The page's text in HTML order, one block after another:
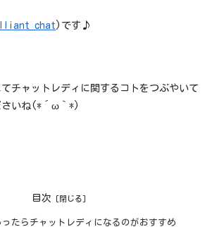
)です♪
チャットレディに関するコトをつぶやいて
さいね(*´ω｀*)
目次
たらチャットレディになるのがおすすめ